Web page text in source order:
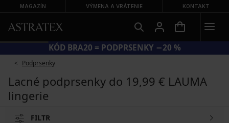
MAGAZÍN VÝMENA A VRÁTENIE KONTAKT
KÓD BRA20 = PODPRSENKY −20 %
Podprsenky
Lacné podprsenky do 19,99 € LAUMA
lingerie
FILTR